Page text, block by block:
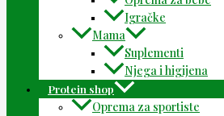
Igračke
Mama
Suplementi
Njega i higijena
Protein shop
Oprema za sportiste